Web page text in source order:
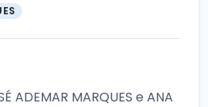
ADEMAR MARQUES e ANA